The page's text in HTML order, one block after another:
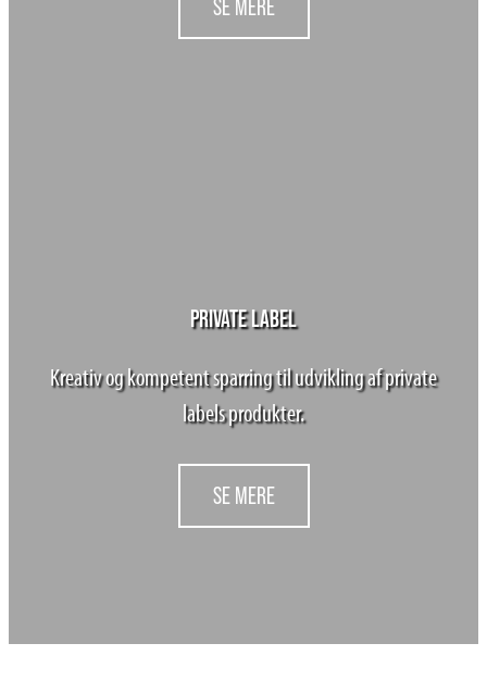
SE MERE
PRIVATE LABEL
Kreativ og kompetent sparring til udvikling af private
labels produkter.
SE MERE